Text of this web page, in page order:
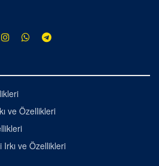
ve Özellikleri
ve Özellikleri